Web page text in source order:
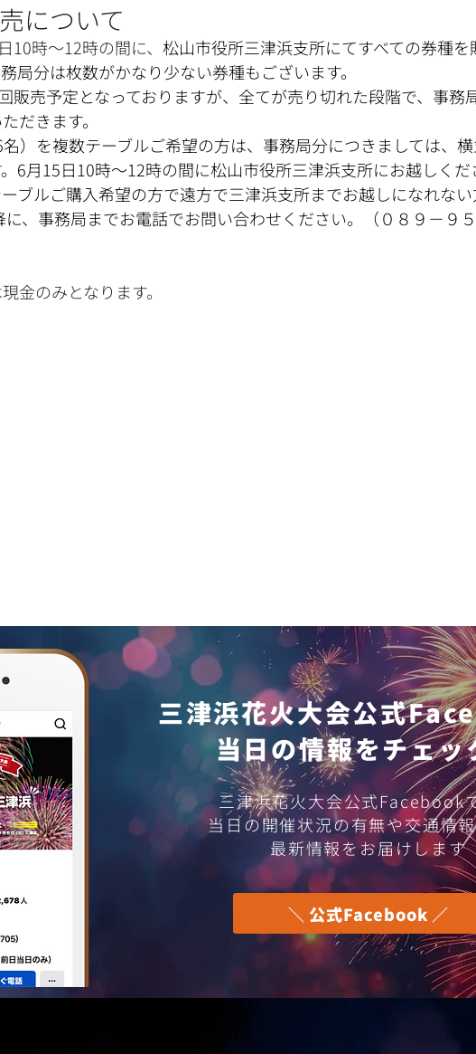
について
10時～12時の間に、 松山市役所三津浜支所にてすべての券種を
局分は枚数がかなり少ない券種もございます。
販売予定となっておりますが、全てが売り切れた段階で、事務
だきます。
）を複数テーブルご希望の方は、事務局分につきましては、
6月15日10時～12時の間に松山市役所三津浜支所にお越しくだ
ブルご購入希望の方で遠方で三津浜支所までお越しになれな
、事務局までお電話でお問い合わせください。（０８９－９
金のみとなります。
落とし物について
第74回松
花火大会
三津浜花火大会公式
当日の情報をチェッ
三津浜花火大会公式Facebook
当日の開催状況の有無や交通情
最新情報をお届けします
＼ 公式Facebook ／